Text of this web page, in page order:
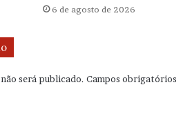
6 de agosto de 2026
será publicado. Campos obrigatórios